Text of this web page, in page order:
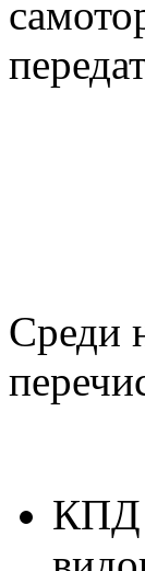
Среди
КПД